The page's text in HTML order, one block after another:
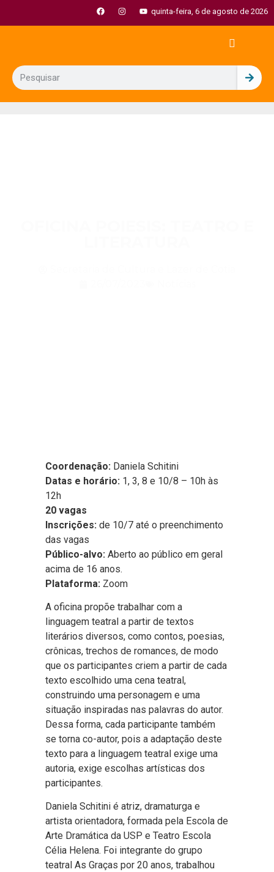
quinta-feira, 6 de agosto de 2026
Coordenação: Daniela Schitini
Datas e horário: 1, 3, 8 e 10/8 – 10h às
12h
20 vagas
Inscrições: de 10/7 até o preenchimento
das vagas
Público-alvo: Aberto ao público em geral
acima de 16 anos.
Plataforma: Zoom
A oficina propõe trabalhar com a
linguagem teatral a partir de textos
literários diversos, como contos, poesias,
crônicas, trechos de romances, de modo
que os participantes criem a partir de cada
texto escolhido uma cena teatral,
construindo uma personagem e uma
situação inspiradas nas palavras do autor.
Dessa forma, cada participante também
se torna co-autor, pois a adaptação deste
texto para a linguagem teatral exige uma
autoria, exige escolhas artísticas dos
participantes.
Daniela Schitini é atriz, dramaturga e
artista orientadora, formada pela Escola de
Arte Dramática da USP e Teatro Escola
Célia Helena. Foi integrante do grupo
teatral As Graças por 20 anos, trabalhou